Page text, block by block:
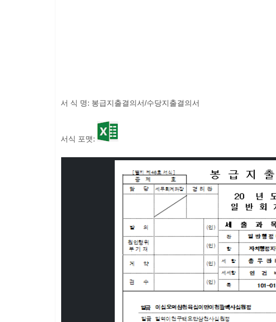
서 식 명: 봉급지출결의서/수당지출결의서
서식 포맷: